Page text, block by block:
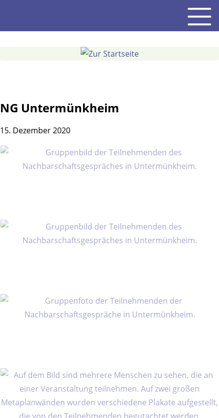
Inhalt
NG Untermünkheim
15. Dezember 2020